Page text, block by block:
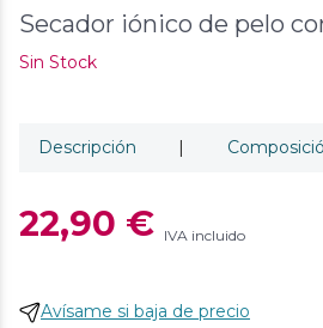
Secador iónico de pelo
Sin Stock
Descripción |
22,90 € IVA incluido
Avísame si baja de precio